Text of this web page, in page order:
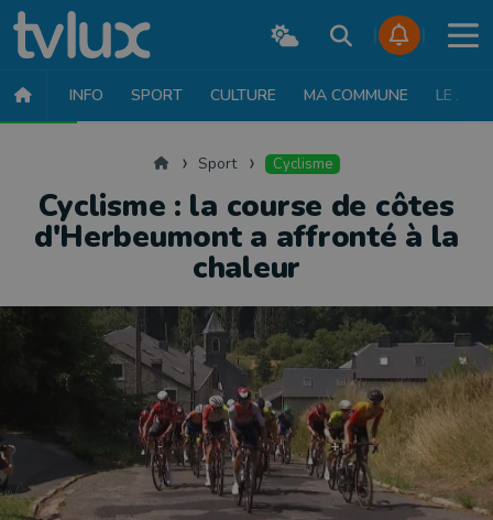
INFO SPORT CULTURE MA COMMUNE LE JT
AccueilSport Cyclisme
Cyclisme : la course de côtes
d'Herbeumont a affronté à la
chaleur